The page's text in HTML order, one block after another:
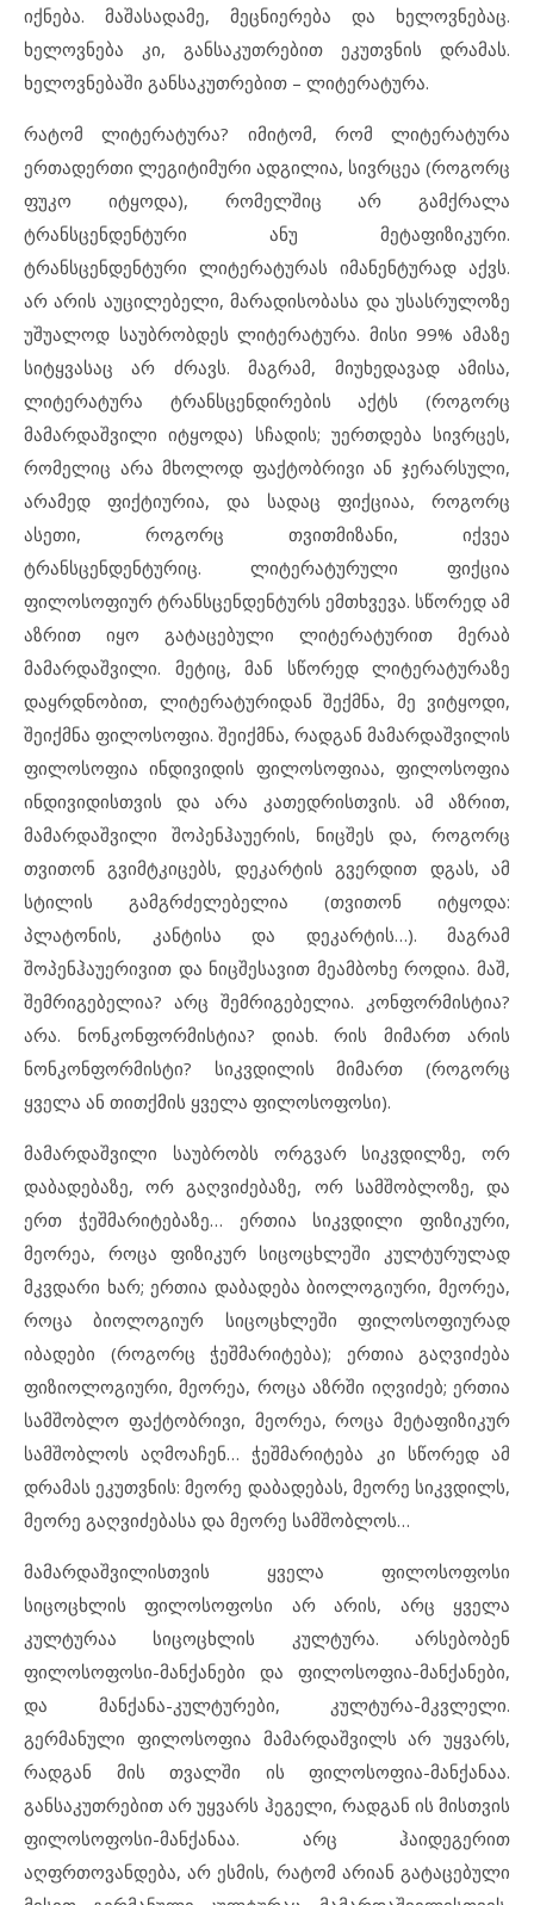
იქნება. მაშასადამე, მეცნიერება და ხელოვნებაც.
ხელოვნება კი, განსაკუთრებით ეკუთვნის დრამას.
ხელოვნებაში განსაკუთრებით – ლიტერატურა.
რატომ ლიტერატურა? იმიტომ, რომ ლიტერატურა
ერთადერთი ლეგიტიმური ადგილია, სივრცეა (როგორც
ფუკო იტყოდა), რომელშიც არ გამქრალა
ტრანსცენდენტური ანუ მეტაფიზიკური.
ტრანსცენდენტური ლიტერატურას იმანენტურად აქვს.
არ არის აუცილებელი, მარადისობასა და უსასრულოზე
უშუალოდ საუბრობდეს ლიტერატურა. მისი 99% ამაზე
სიტყვასაც არ ძრავს. მაგრამ, მიუხედავად ამისა,
ლიტერატურა ტრანსცენდირების აქტს (როგორც
მამარდაშვილი იტყოდა) სჩადის; უერთდება სივრცეს,
რომელიც არა მხოლოდ ფაქტობრივი ან ჯერარსული,
არამედ ფიქტიურია, და სადაც ფიქციაა, როგორც
ასეთი, როგორც თვითმიზანი, იქვეა
ტრანსცენდენტურიც. ლიტერატურული ფიქცია
ფილოსოფიურ ტრანსცენდენტურს ემთხვევა. სწორედ ამ
აზრით იყო გატაცებული ლიტერატურით მერაბ
მამარდაშვილი. მეტიც, მან სწორედ ლიტერატურაზე
დაყრდნობით, ლიტერატურიდან შექმნა, მე ვიტყოდი,
შეიქმნა ფილოსოფია. შეიქმნა, რადგან მამარდაშვილის
ფილოსოფია ინდივიდის ფილოსოფიაა, ფილოსოფია
ინდივიდისთვის და არა კათედრისთვის. ამ აზრით,
მამარდაშვილი შოპენჰაუერის, ნიცშეს და, როგორც
თვითონ გვიმტკიცებს, დეკარტის გვერდით დგას, ამ
სტილის გამგრძელებელია (თვითონ იტყოდა:
პლატონის, კანტისა და დეკარტის…). მაგრამ
შოპენჰაუერივით და ნიცშესავით მეამბოხე როდია. მაშ,
შემრიგებელია? არც შემრიგებელია. კონფორმისტია?
არა. ნონკონფორმისტია? დიახ. რის მიმართ არის
ნონკონფორმისტი? სიკვდილის მიმართ (როგორც
ყველა ან თითქმის ყველა ფილოსოფოსი).
მამარდაშვილი საუბრობს ორგვარ სიკვდილზე, ორ
დაბადებაზე, ორ გაღვიძებაზე, ორ სამშობლოზე, და
ერთ ჭეშმარიტებაზე… ერთია სიკვდილი ფიზიკური,
მეორეა, როცა ფიზიკურ სიცოცხლეში კულტურულად
მკვდარი ხარ; ერთია დაბადება ბიოლოგიური, მეორეა,
როცა ბიოლოგიურ სიცოცხლეში ფილოსოფიურად
იბადები (როგორც ჭეშმარიტება); ერთია გაღვიძება
ფიზიოლოგიური, მეორეა, როცა აზრში იღვიძებ; ერთია
სამშობლო ფაქტობრივი, მეორეა, როცა მეტაფიზიკურ
სამშობლოს აღმოაჩენ… ჭეშმარიტება კი სწორედ ამ
დრამას ეკუთვნის: მეორე დაბადებას, მეორე სიკვდილს,
მეორე გაღვიძებასა და მეორე სამშობლოს…
მამარდაშვილისთვის ყველა ფილოსოფოსი
სიცოცხლის ფილოსოფოსი არ არის, არც ყველა
კულტურაა სიცოცხლის კულტურა. არსებობენ
ფილოსოფოსი-მანქანები და ფილოსოფია-მანქანები,
და მანქანა-კულტურები, კულტურა-მკვლელი.
გერმანული ფილოსოფია მამარდაშვილს არ უყვარს,
რადგან მის თვალში ის ფილოსოფია-მანქანაა.
განსაკუთრებით არ უყვარს ჰეგელი, რადგან ის მისთვის
ფილოსოფოსი-მანქანაა. არც ჰაიდეგერით
აღფრთოვანდება, არ ესმის, რატომ არიან გატაცებული